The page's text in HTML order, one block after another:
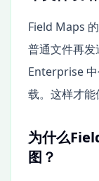
Field Maps
普通文件再
Enterprise
载。这样才能
为什么
图？